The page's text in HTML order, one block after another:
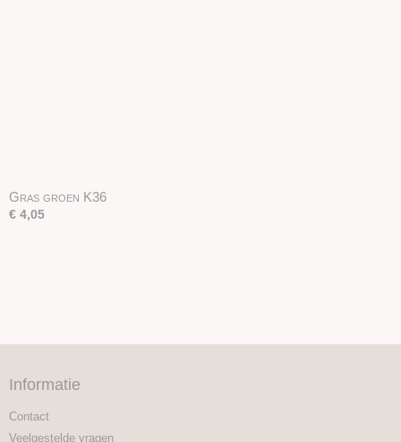
Gras groen K36
€ 4,05
Informatie
Contact
Veelgestelde vragen